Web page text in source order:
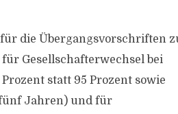
die Übergangsvorschriften
für Gesellschafterwechsel bei
statt 95 Prozent sowie
Jahren) und für